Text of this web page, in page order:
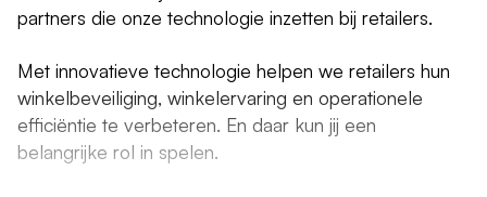
partners die onze technologie inzetten bij retailers.
Met innovatieve technologie helpen we retailers hun
winkelbeveiliging, winkelervaring en operationele
efficiëntie te verbeteren. En daar kun jij een
belangrijke rol in spelen.